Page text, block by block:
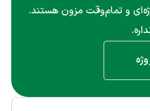
و تمام‌وقت مزون هستند.